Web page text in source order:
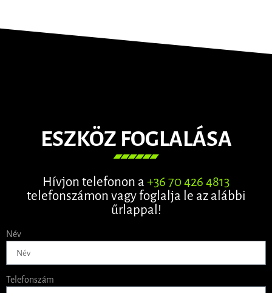
ESZKÖZ FOGLALÁSA
Hívjon telefonon a +36 70 426 4813
telefonszámon vagy foglalja le az alábbi
űrlappal!
Név
Telefonszám